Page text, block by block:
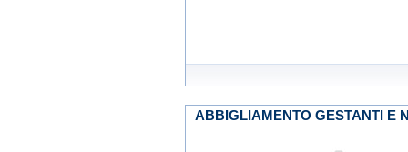
ABBIGLIAMENTO GESTANTI E